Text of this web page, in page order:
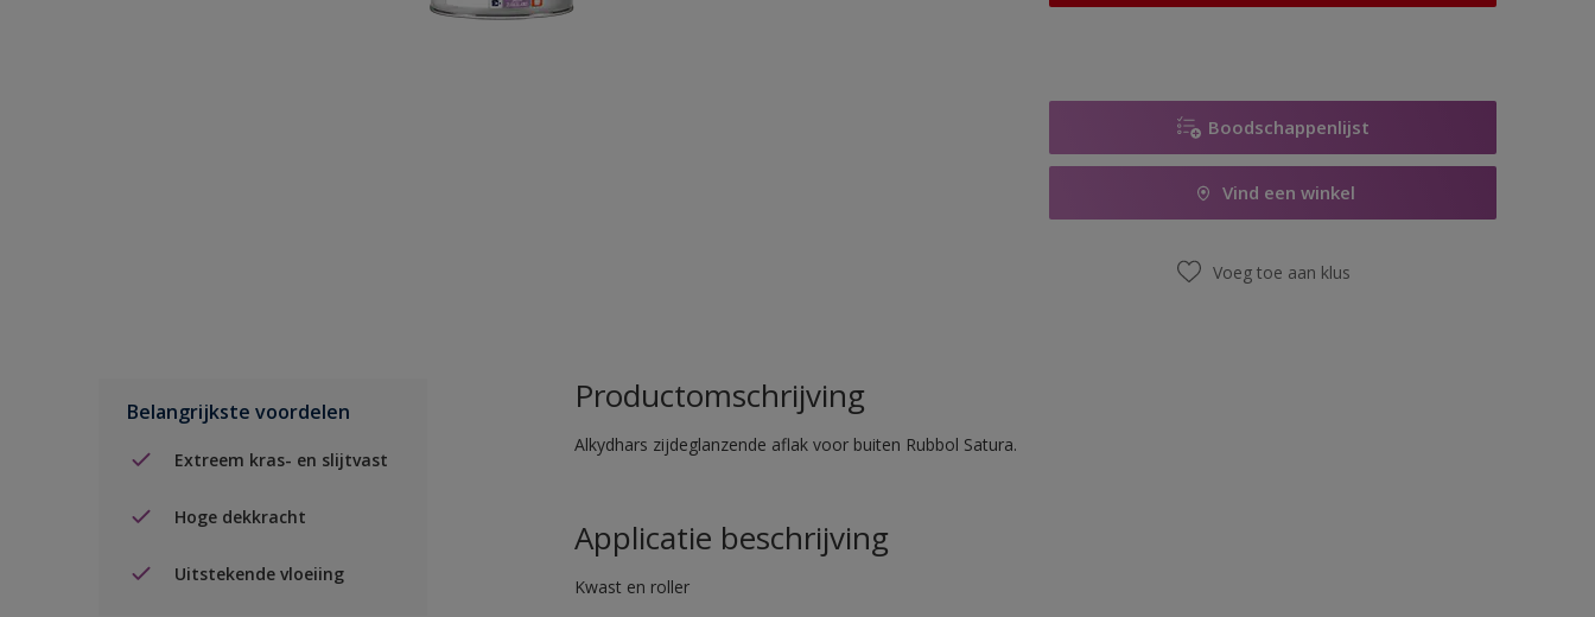
Boodschappenlijst
Vind een winkel
Voeg toe aan klus
Belangrijkste voordelen
Extreem kras- en slijtvast
Hoge dekkracht
Uitstekende vloeiing
Productomschrijving
Alkydhars zijdeglanzende aflak voor buiten Rubbol Satura.
Applicatie beschrijving
Kwast en roller